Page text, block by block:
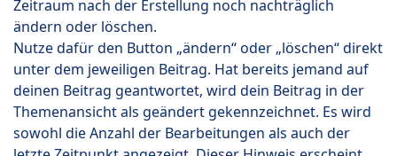
Zeitraum nach der Erstellung noch nachträglich
ändern oder löschen.
Nutze dafür den Button „ändern“ oder „löschen“ direkt
unter dem jeweiligen Beitrag. Hat bereits jemand auf
deinen Beitrag geantwortet, wird dein Beitrag in der
Themenansicht als geändert gekennzeichnet. Es wird
sowohl die Anzahl der Bearbeitungen als auch der